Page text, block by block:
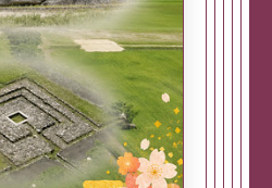
奈良県政策集